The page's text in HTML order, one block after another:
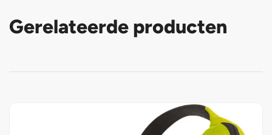
Gerelateerde producten